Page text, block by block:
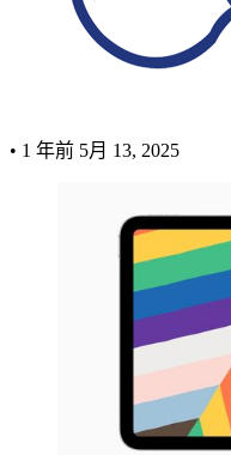
• 1 年前 5月 13, 2025